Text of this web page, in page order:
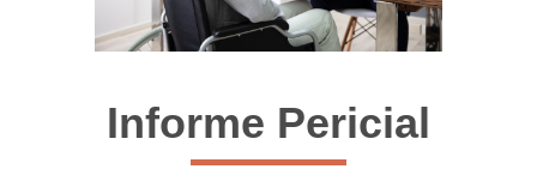
Informe Pericial